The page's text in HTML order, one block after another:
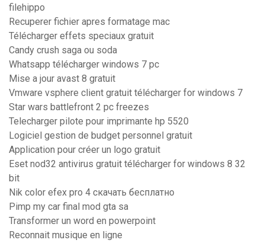
filehippo
Recuperer fichier apres formatage mac
Télécharger effets speciaux gratuit
Candy crush saga ou soda
Whatsapp télécharger windows 7 pc
Mise a jour avast 8 gratuit
Vmware vsphere client gratuit télécharger for windows 7
Star wars battlefront 2 pc freezes
Telecharger pilote pour imprimante hp 5520
Logiciel gestion de budget personnel gratuit
Application pour créer un logo gratuit
Eset nod32 antivirus gratuit télécharger for windows 8 32
bit
Nik color efex pro 4 скачать бесплатно
Pimp my car final mod gta sa
Transformer un word en powerpoint
Reconnait musique en ligne